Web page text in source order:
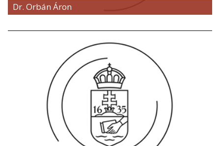
Dr. Orbán Áron